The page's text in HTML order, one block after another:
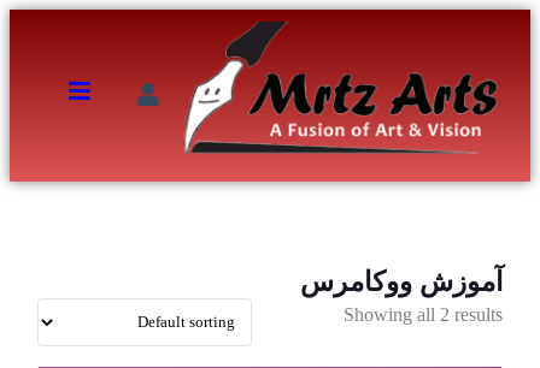
آموزش ووکامرس
Showing all 2 results